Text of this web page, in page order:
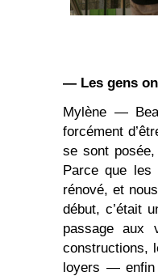
— Les gens
Mylène —
forcément
se sont
Parce que les
rénové, et
début, c’était
passage aux
constructions,
loyers — enfin